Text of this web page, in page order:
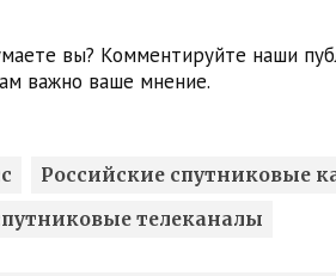
вы? Комментируйте наши
важно ваше мнение.
Российские спутниковые
телеканалы